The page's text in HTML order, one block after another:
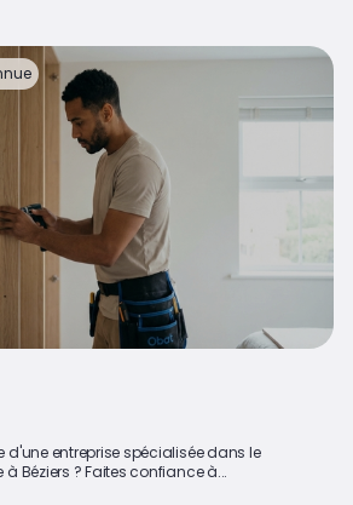
d'une entreprise spécialisée dans le
Béziers ? Faites confiance à...